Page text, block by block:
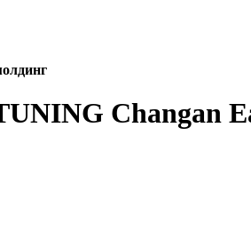
Changan